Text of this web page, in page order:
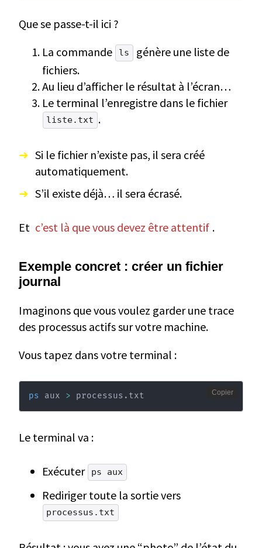
Que se passe-t-il ici ?
La commande
ls
génère une liste de
fichiers.
Au lieu d’afficher le résultat à l’écran…
Le terminal l’enregistre dans le fichier
liste.txt .
Si le fichier n’existe pas, il sera créé
automatiquement.
S’il existe déjà… il sera écrasé.
Et c’est là que vous devez être attentif .
Exemple concret : créer un fichier
journal
Imaginons que vous voulez garder une trace
des processus actifs sur votre machine.
Vous tapez dans votre terminal :
ps aux > processus.txt Copier
Le terminal va :
Exécuter ps aux
Rediriger toute la sortie vers
processus.txt